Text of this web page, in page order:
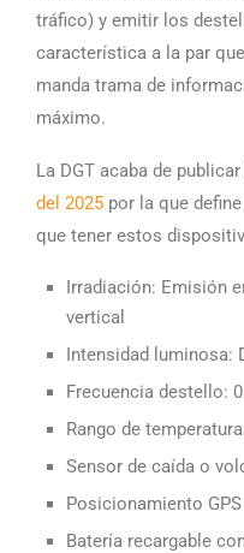
tráfico) y emitir los
característica a la par
manda trama de
máximo.
La DGT acaba de
del 2025 por la que
que tener estos
Irradiación: Emisión
vertical
Intensidad luminosa:
Frecuencia destello:
Rango de
Sensor de caída o
Posicionamiento
Batería recargable